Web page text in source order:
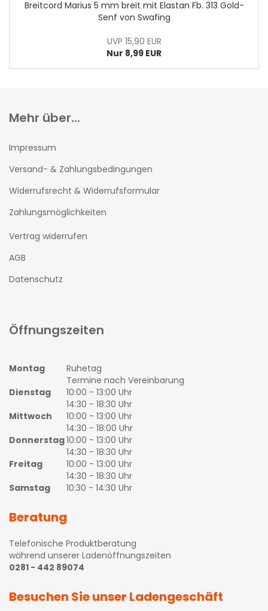
Breitcord Marius 5 mm breit mit Elastan Fb. 313 Gold-
Senf von Swafing
UVP 15,90 EUR
Nur 8,99 EUR
Mehr über...
Impressum
Versand- & Zahlungsbedingungen
Widerrufsrecht & Widerrufsformular
Zahlungsmöglichkeiten
Vertrag widerrufen
AGB
Datenschutz
Öffnungszeiten
Montag
Ruhetag
Termine nach Vereinbarung
Dienstag
10:00 - 13:00 Uhr
14:30 - 18:30 Uhr
Mittwoch
10:00 - 13:00 Uhr
14:30 - 18:00 Uhr
Donnerstag10:00 - 13:00 Uhr
14:30 - 18:30 Uhr
Freitag
10:00 - 13:00 Uhr
14:30 - 18:30 Uhr
Samstag
10:30 - 14:30 Uhr
Beratung
Telefonische Produktberatung
während unserer Ladenöffnungszeiten
0281 - 442 89074
Besuchen Sie unser Ladengeschäft